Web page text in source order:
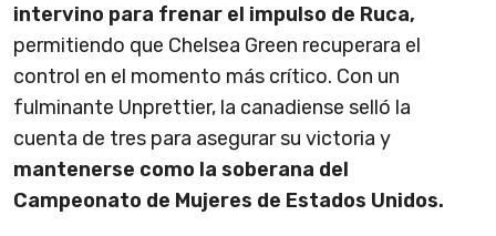
intervino para frenar el impulso de Ruca,
permitiendo que Chelsea Green recuperara el
control en el momento más crítico. Con un
fulminante Unprettier, la canadiense selló la
cuenta de tres para asegurar su victoria y
mantenerse como la soberana del
Campeonato de Mujeres de Estados Unidos.